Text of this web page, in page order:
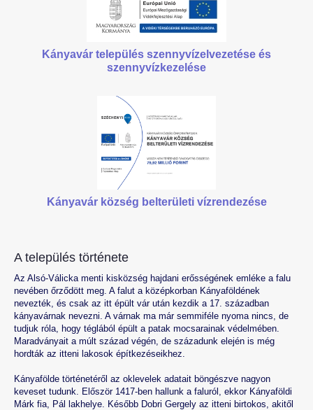
Kányavár település szennyvízelvezetése és
szennyvízkezelése
Kányavár község belterületi vízrendezése
A település története
Az Alsó-Válicka menti kisközség hajdani erősségének emléke a falu
nevében őrződött meg. A falut a középkorban Kányaföldének
nevezték, és csak az itt épült vár után kezdik a 17. században
kányavárnak nevezni. A várnak ma már semmiféle nyoma nincs, de
tudjuk róla, hogy téglából épült a patak mocsarainak védelmében.
Maradványait a múlt század végén, de századunk elején is még
hordták az itteni lakosok építkezéseikhez.
Kányafölde történetéről az oklevelek adatait böngészve nagyon
keveset tudunk. Először 1417-ben hallunk a faluról, ekkor Kányaföldi
Márk fia, Pál lakhelye. Később Dobri Gergely az itteni birtokos, akitől